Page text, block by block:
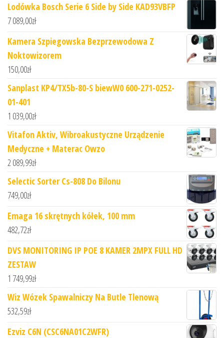
Lodówka Bosch Serie 6 Side by Side KAD93VBFP
7 089,00zł
Kamera Szpiegowska Bezprzewodowa Z
Noktowizorem
150,00zł
Sanplast KP4/TX5b-80-S biewW0 600-271-0252-
01-401
1 039,00zł
Vitafon Aktiv, Wibroakustyczne Urządzenie
Medyczne + Materac Owzo
2 089,99zł
Selectic Sorter Cs-808 Do Bilonu
749,00zł
Emaga 16 skrętnych kółek, 100 mm
482,72zł
DVS MONITORING IP POE 8 KAMER 2MPX FULL HD
ZESTAW
1 749,99zł
Wiz Wózek Spawalniczy Na Butle Tlenową
532,59zł
Ezviz C6N (CSC6NA01C2WFR)